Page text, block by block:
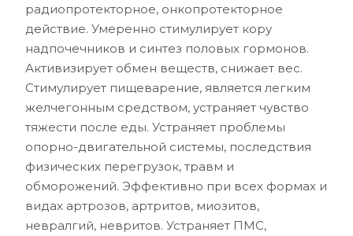
радиопротекторное, онкопротекторное
действие. Умеренно стимулирует кору
надпочечников и синтез половых гормонов.
Активизирует обмен веществ, снижает вес.
Стимулирует пищеварение, является легким
желчегонным средством, устраняет чувство
тяжести после еды. Устраняет проблемы
опорно-двигательной системы, последствия
физических перегрузок, травм и
обморожений. Эффективно при всех формах и
видах артрозов, артритов, миозитов,
невралгий, невритов. Устраняет ПМС,